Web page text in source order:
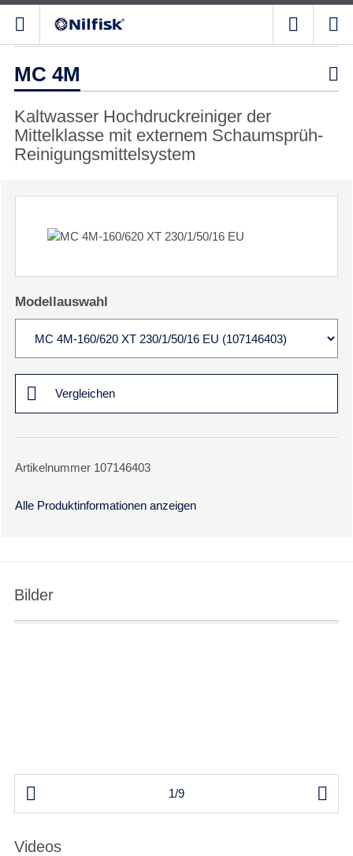
MC 4M 
Kaltwasser Hochdruckreiniger der
Mittelklasse mit externem Schaumsprüh-
Reinigungsmittelsystem
Modellauswahl
Vergleichen
Artikelnummer 107146403
Alle Produktinformationen anzeigen
Bilder
 1/9 
Videos